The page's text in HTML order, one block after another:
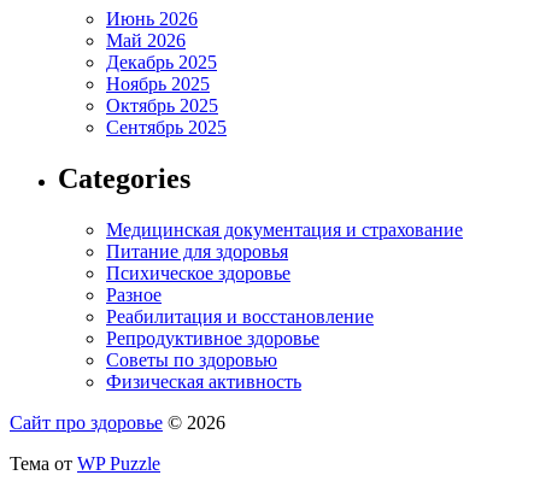
Июнь 2026
Май 2026
Декабрь 2025
Ноябрь 2025
Октябрь 2025
Сентябрь 2025
Categories
Медицинская документация и страхование
Питание для здоровья
Психическое здоровье
Разное
Реабилитация и восстановление
Репродуктивное здоровье
Советы по здоровью
Физическая активность
Сайт про здоровье © 2026
Тема от WP Puzzle